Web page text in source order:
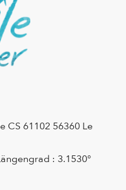
CS 61102 56360 Le
: 3.1530°